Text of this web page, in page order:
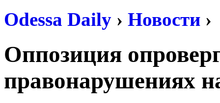
Odessa Daily › Новости ›
Оппозиция
правонарушениях